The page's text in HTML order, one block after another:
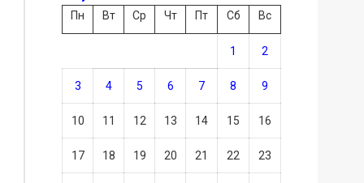
Пн
Вт Ср Чт Пт Сб Вс
1 2
3 4 5 6 7 8 9
10 11 12 13 14 15 16
17 18 19 20 21 22 23